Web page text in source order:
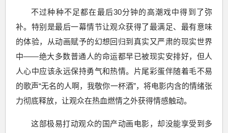
不过种种不足都在最后30分钟的高潮戏中得到了弥
补。特别是最后一幕情节让观众获得了最满足、最有意味
的体验，从动画赋予的幻想回归到真实又严肃的现实世界
中——绝大多数普通人的命运都早已被现实安排好，但人
人心中应该永远保持勇气和热情。片尾彩蛋伴随着毛不易
的歌声“无名的人啊，我敬你一杯酒”，将电影内含的情绪张
力彻底释放，让观众在热血燃情之外获得情感触动。
这部极易打动观众的国产动画电影，却没能享受到多